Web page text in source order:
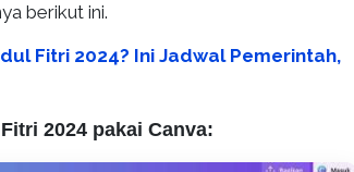
berikut ini.
Fitri 2024? Ini Jadwal Pemerintah,
2024 pakai Canva: